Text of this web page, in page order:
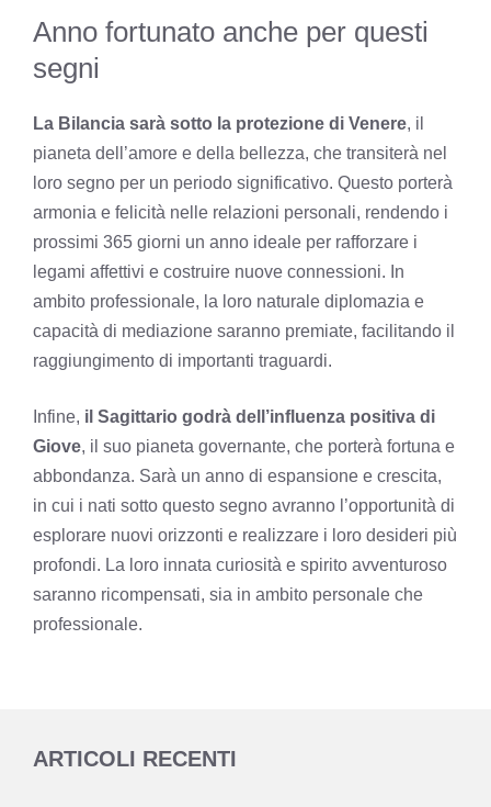
Anno fortunato anche per questi
segni
La Bilancia sarà sotto la protezione di Venere, il
pianeta dell’amore e della bellezza, che transiterà nel
loro segno per un periodo significativo. Questo porterà
armonia e felicità nelle relazioni personali, rendendo i
prossimi 365 giorni un anno ideale per rafforzare i
legami affettivi e costruire nuove connessioni. In
ambito professionale, la loro naturale diplomazia e
capacità di mediazione saranno premiate, facilitando il
raggiungimento di importanti traguardi.
Infine, il Sagittario godrà dell’influenza positiva di
Giove, il suo pianeta governante, che porterà fortuna e
abbondanza. Sarà un anno di espansione e crescita,
in cui i nati sotto questo segno avranno l’opportunità di
esplorare nuovi orizzonti e realizzare i loro desideri più
profondi. La loro innata curiosità e spirito avventuroso
saranno ricompensati, sia in ambito personale che
professionale.
ARTICOLI RECENTI